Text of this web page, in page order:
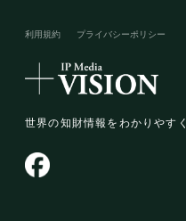
利用規約 プライバシーポリシー​
世界の知財情報をわかりやすく